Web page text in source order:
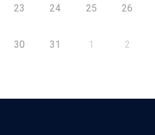
23 24 25 26
30 31 1 2